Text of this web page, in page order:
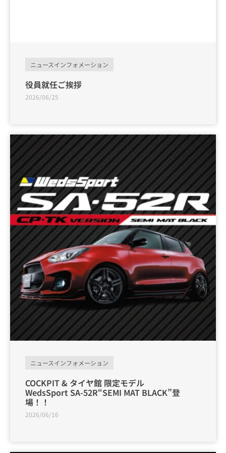
ニュースインフォメーション
役員就任ご挨拶
2026/06/25
ニュースインフォメーション
COCKPIT & タイヤ館 限定モデル
WedsSport SA-52R“SEMI MAT BLACK”登
場！！
2026/06/16